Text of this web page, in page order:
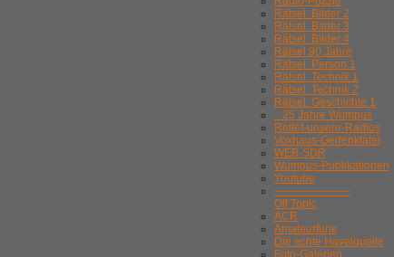
Rätsel. Bilder 2
Rätsel. Bilder 3
Rätsel. Bilder 4
Rätsel 90 Jahre
Rätsel. Person 1
Rätsel. Technik 1
Rätsel. Technik 2
Rätsel. Geschichte 1
.. 25 Jahre Wumpus
Rettet-unsere-Radios
Voxhaus-Gedenktafel
WEB-SDR
Wumpus-Publikationen
Youtube
---------------------
Off Topic
ACR
Amateurfunk
Die echte Havelquelle
Foto-Galerien